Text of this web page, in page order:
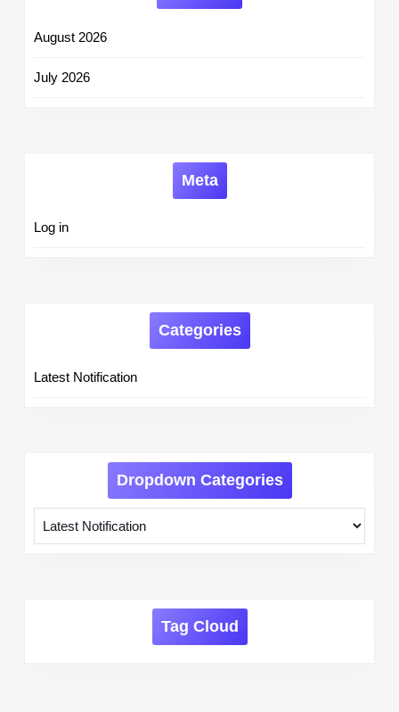
August 2026
July 2026
Meta
Log in
Categories
Latest Notification
Dropdown Categories
Tag Cloud